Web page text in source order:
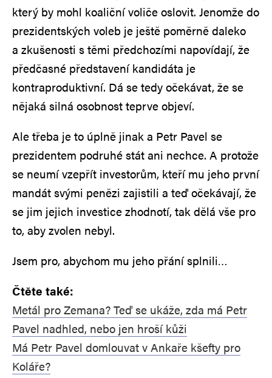
který by mohl koaliční voliče oslovit. Jenomže do
prezidentských voleb je ještě poměrně daleko
a zkušenosti s těmi předchozími napovídají, že
předčasné představení kandidáta je
kontraproduktivní. Dá se tedy očekávat, že se
nějaká silná osobnost teprve objeví.
Ale třeba je to úplně jinak a Petr Pavel se
prezidentem podruhé stát ani nechce. A protože
se neumí vzepřít investorům, kteří mu jeho první
mandát svými penězi zajistili a teď očekávají, že
se jim jejich investice zhodnotí, tak dělá vše pro
to, aby zvolen nebyl.
Jsem pro, abychom mu jeho přání splnili…
Čtěte také:
Metál pro Zemana? Teď se ukáže, zda má Petr
Pavel nadhled, nebo jen hroší kůži
Má Petr Pavel domlouvat v Ankaře kšefty pro
Koláře?